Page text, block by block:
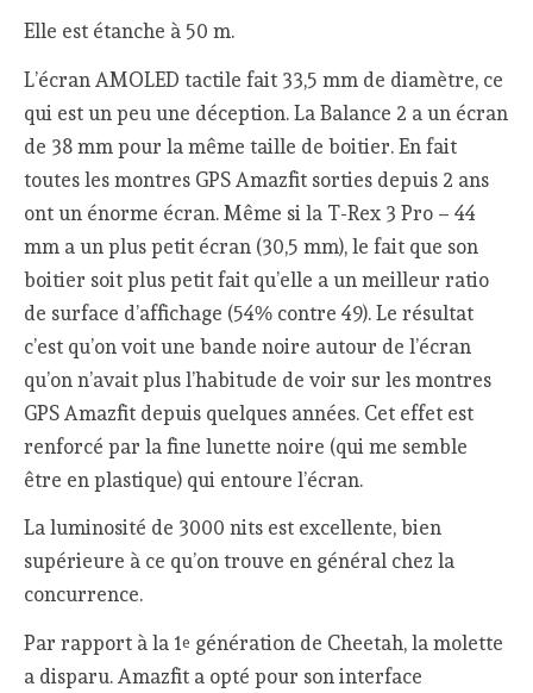
Elle est étanche à 50 m.
L’écran AMOLED tactile fait 33,5 mm de diamètre, ce
qui est un peu une déception. La Balance 2 a un écran
de 38 mm pour la même taille de boitier. En fait
toutes les montres GPS Amazfit sorties depuis 2 ans
ont un énorme écran. Même si la T-Rex 3 Pro – 44
mm a un plus petit écran (30,5 mm), le fait que son
boitier soit plus petit fait qu’elle a un meilleur ratio
de surface d’affichage (54% contre 49). Le résultat
c’est qu’on voit une bande noire autour de l’écran
qu’on n’avait plus l’habitude de voir sur les montres
GPS Amazfit depuis quelques années. Cet effet est
renforcé par la fine lunette noire (qui me semble
être en plastique) qui entoure l’écran.
La luminosité de 3000 nits est excellente, bien
supérieure à ce qu’on trouve en général chez la
concurrence.
Par rapport à la 1e génération de Cheetah, la molette
a disparu. Amazfit a opté pour son interface